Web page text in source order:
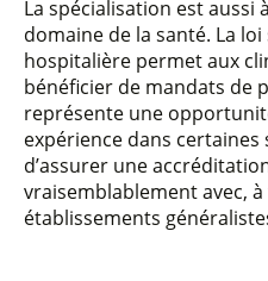
La spécialisation est aussi
domaine de la santé. La
hospitalière permet aux
bénéficier de mandats de
représente une
expérience dans certaines
d’assurer une
vraisemblablement avec,
établissements